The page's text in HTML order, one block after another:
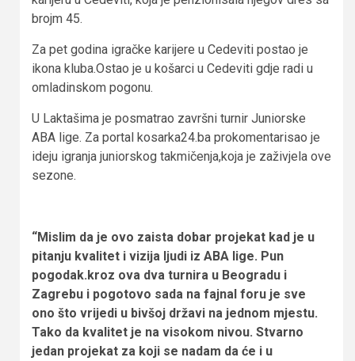
brojm 45.
Za pet godina igračke karijere u Cedeviti postao je
ikona kluba.Ostao je u košarci u Cedeviti gdje radi u
omladinskom pogonu.
U Laktašima je posmatrao završni turnir Juniorske
ABA lige. Za portal kosarka24.ba prokomentarisao je
ideju igranja juniorskog takmičenja,koja je zaživjela ove
sezone.
“Mislim da je ovo zaista dobar projekat kad je u
pitanju kvalitet i vizija ljudi iz ABA lige. Pun
pogodak.kroz ova dva turnira u Beogradu i
Zagrebu i pogotovo sada na fajnal foru je sve
ono što vrijedi u bivšoj državi na jednom mjestu.
Tako da kvalitet je na visokom nivou. Stvarno
jedan projekat za koji se nadam da će i u